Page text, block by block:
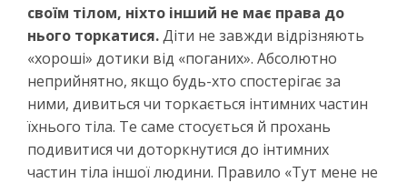
своїм тілом, ніхто інший не має права до
нього торкатися.Діти не завжди відрізняють
«хороші» дотики від «поганих». Абсолютно
неприйнятно, якщо будь-хто спостерігає за
ними, дивиться чи торкається інтимних частин
їхнього тіла. Те саме стосується й прохань
подивитися чи доторкнутися до інтимних
частин тіла іншої людини. Правило «Тут мене не